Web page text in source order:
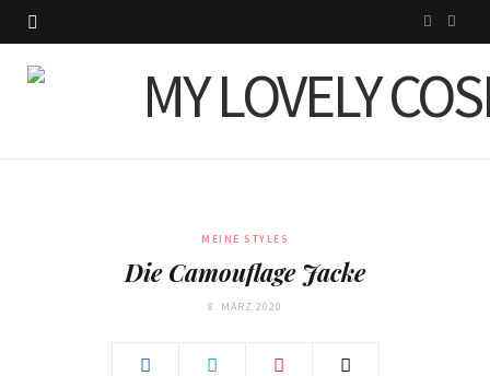
s n
MEINE STYLES
Die Camouflage Jacke
8. MÄRZ 2020